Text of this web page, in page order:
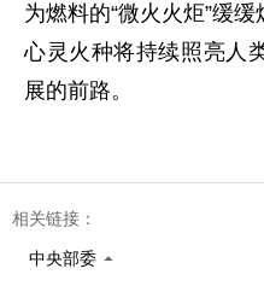
为燃料的“微火火炬”缓
心灵火种将持续照亮人
展的前路。
相关链接：
中央部委